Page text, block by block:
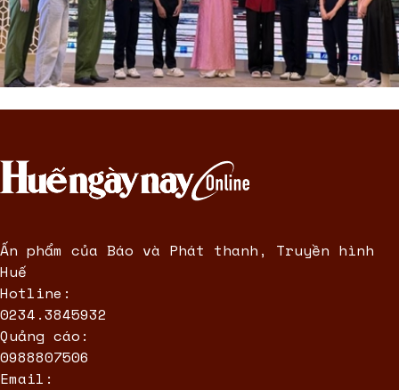
Ấn phẩm của Báo và Phát thanh, Truyền hình
Huế
Hotline:
0234.3845932
Quảng cáo:
0988807506
Email: